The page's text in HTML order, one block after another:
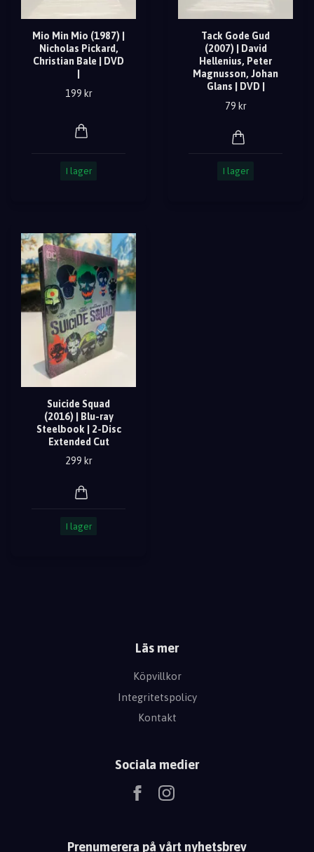
Mio Min Mio (1987) |
Nicholas Pickard,
Christian Bale | DVD
199 kr
I lager
Tack Gode Gud
(2007) | David
Hellenius, Peter
Magnusson, Johan
Glans | DVD |
79 kr
I lager
Suicide Squad
(2016) | Blu-ray
Steelbook | 2-Disc
Extended Cut
299 kr
I lager
Läs mer
Köpvillkor
Integritetspolicy
Kontakt
Sociala medier
Prenumerera på vårt nyhetsbrev